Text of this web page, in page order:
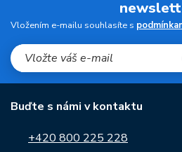
Vložením e-mailu souhlasíte s
Buďte s námi v kontaktu
+420 800 225 228